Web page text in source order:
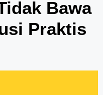
Bawa
Praktis